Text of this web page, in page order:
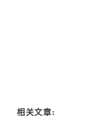
相关文章: